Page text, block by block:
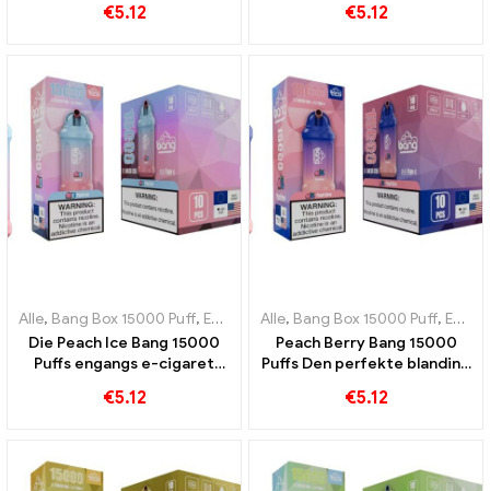
€5.12
e-cigaret 15000 Pust
€5.12
Alle, Bang Box 15000 Puff, Engangs e-cigaretter Sverige ,Engangs
Die Peach Ice Bang 15000
Puffs engangs e-cigaret
fersken med den
€5.12
Alle, Bang Box 15000 Puff, Engangs e-cigaretter Sverige
Peach Berry Bang 15000
Puffs Den perfekte blanding
€5.12